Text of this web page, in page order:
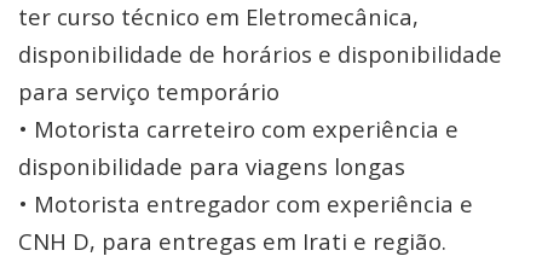
ter curso técnico em Eletromecânica,
disponibilidade de horários e disponibilidade
para serviço temporário
• Motorista carreteiro com experiência e
disponibilidade para viagens longas
• Motorista entregador com experiência e
CNH D, para entregas em Irati e região.